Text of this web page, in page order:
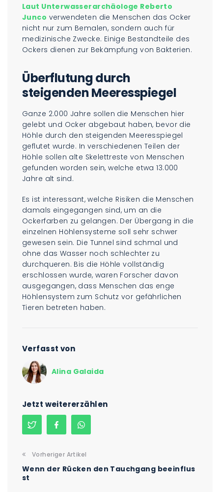
Laut Unterwasserarchäologe Reberto
Junco verwendeten die Menschen das Ocker
nicht nur zum Bemalen, sondern auch für
medizinische Zwecke. Einige Bestandteile des
Ockers dienen zur Bekämpfung von Bakterien.
Überflutung durch
steigenden Meeresspiegel
Ganze 2.000 Jahre sollen die Menschen hier
gelebt und Ocker abgebaut haben, bevor die
Höhle durch den steigenden Meeresspiegel
geflutet wurde. In verschiedenen Teilen der
Höhle sollen alte Skelettreste von Menschen
gefunden worden sein, welche etwa 13.000
Jahre alt sind.
Es ist interessant, welche Risiken die Menschen
damals eingegangen sind, um an die
Ockerfarben zu gelangen. Der Übergang in die
einzelnen Höhlensysteme soll sehr schwer
gewesen sein. Die Tunnel sind schmal und
ohne das Wasser noch schlechter zu
durchqueren. Bis die Höhle vollständig
erschlossen wurde, waren Forscher davon
ausgegangen, dass Menschen das enge
Höhlensystem zum Schutz vor gefährlichen
Tieren betreten haben.
Verfasst von
Alina Galaida
Jetzt weitererzählen
Vorheriger Artikel
Wenn der Rücken den Tauchgang beeinflus
st